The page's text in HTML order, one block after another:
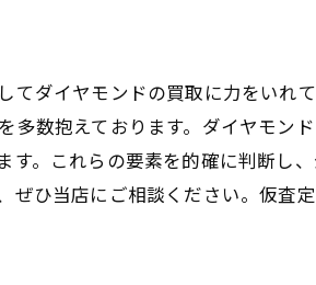
ダイヤモンドの買取に力をいれ
数抱えております。ダイヤモン
。これらの要素を的確に判断し
ひ当店にご相談ください。仮査